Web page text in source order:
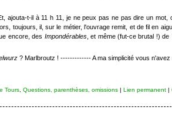
ajouta-t-il à 11 h 11, je ne peux pas ne pas dire un mot,
toujours, il, sur le métier, l'ouvrage remit, et de fil en
encore, des Impondérables, et même (fut-ce brutal !) de
? Marlbroutz ! ------------- A ma simplicité vous n'avez
Tours, Questions, parenthèses, omissions| Lien permanent|